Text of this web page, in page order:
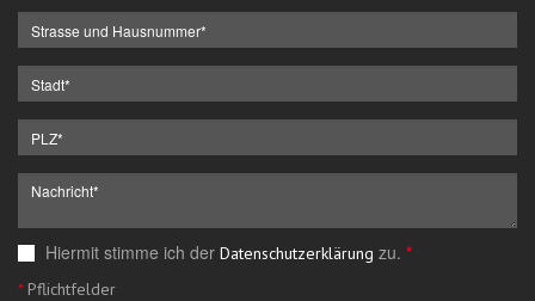
Hiermit stimme ich der Datenschutzerklärung zu. *
*Pflichtfelder